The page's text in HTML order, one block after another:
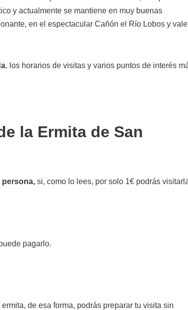
y actualmente se mantiene en muy buenas
en el espectacular Cañón el Río Lobos y
, los horarios de visitas y varios puntos de interés
la Ermita de San
persona, si, como lo lees, por solo 1€ podrás
pagarlo.
de esa forma, podrás preparar tu visita sin